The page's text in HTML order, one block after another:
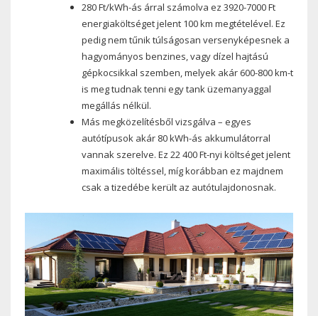
280 Ft/kWh-ás árral számolva ez 3920-7000 Ft
energiaköltséget jelent 100 km megtételével. Ez
pedig nem tűnik túlságosan versenyképesnek a
hagyományos benzines, vagy dízel hajtású
gépkocsikkal szemben, melyek akár 600-800 km-t
is meg tudnak tenni egy tank üzemanyaggal
megállás nélkül.
Más megközelítésből vizsgálva – egyes
autótípusok akár 80 kWh-ás akkumulátorral
vannak szerelve. Ez 22 400 Ft-nyi költséget jelent
maximális töltéssel, míg korábban ez majdnem
csak a tizedébe került az autótulajdonosnak.